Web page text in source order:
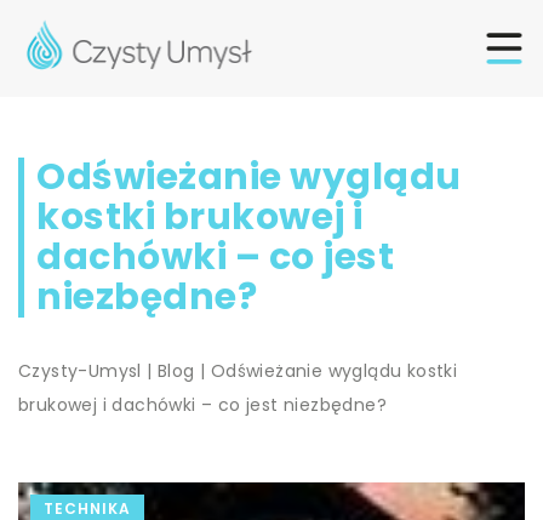
Odświeżanie wyglądu
kostki brukowej i
dachówki – co jest
niezbędne?
Czysty-Umysl |Blog | Odświeżanie wyglądu kostki
brukowej i dachówki – co jest niezbędne?
TECHNIKA